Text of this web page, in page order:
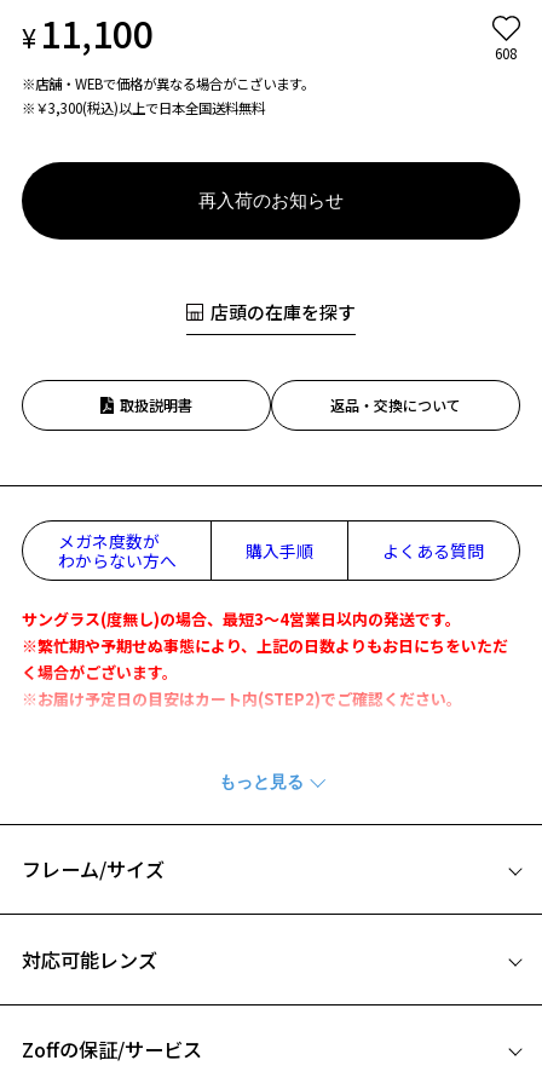
¥11,100 608
※店舗・WEBで価格が異なる場合がこざいます。
※￥3,300(税込)以上で日本全国送料無料
再入荷のお知らせ
店頭の在庫を探す
取扱説明書 返品・交換について
メガネ度数が
わからない方へ
購入手順 よくある質問
サングラス(度無し)の場合、最短3～4営業日以内の発送です。
※繁忙期や予期せぬ事態により、上記の日数よりもお日にちをいただ
く場合がございます。
※お届け予定日の目安はカート内(STEP2)でご確認ください。
超軽量βチタンテンプルにカジュアルなフロント塗装がポイントのメタ
ルフレーム。
「Zoff UV CLEAR SUNGLASSES」は紫外線のみならず、420nm(ナノメ
ートル)までの有害光もカットするUV420の高機能レンズを搭載。
360度365日、紫外線からあなたの目をガードします。
フレーム/サイズ
B ブリッジ(鼻部分)の横幅：19mm
対応可能レンズ
Zoffの保証/サービス